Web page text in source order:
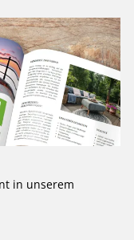
in unserem